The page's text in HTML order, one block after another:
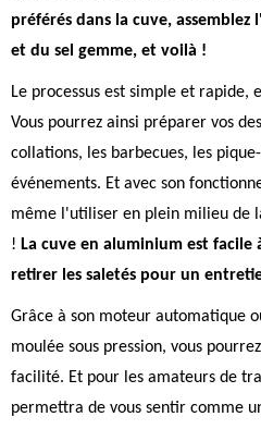
préférés dans la cuve,
et du sel gemme, et voilà !
Le processus est simple et rapide,
Vous pourrez ainsi préparer vos
collations, les barbecues, les
événements. Et avec son
même l'utiliser en plein milieu de
! La cuve en aluminium est
retirer les saletés pour un
Grâce à son moteur automatique
moulée sous pression, vous
facilité. Et pour les amateurs de
permettra de vous sentir comme